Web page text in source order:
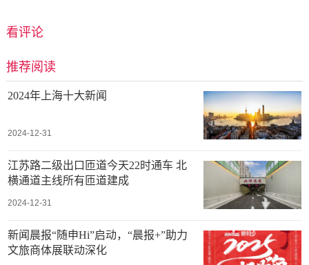
看评论
推荐阅读
2024年上海十大新闻
2024-12-31
江苏路二级出口匝道今天22时通车 北
横通道主线所有匝道建成
2024-12-31
新闻晨报“随申Hi”启动，“晨报+”助力
文旅商体展联动深化